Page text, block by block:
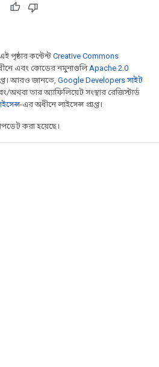
পৃষ্ঠার কন্টেন্ট Creative Commons
এবং কোডের নমুনাগুলিApache 2.0
আরও জানতে, Google Developers সাইট
তার অ্যাফিলিয়েট সংস্থার রেজিস্টার্ড
-এর অধীনে লাইসেন্স প্রাপ্ত।
করা হয়েছে।